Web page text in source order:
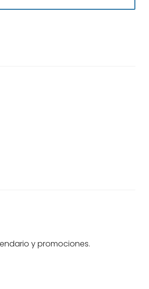
y promociones.